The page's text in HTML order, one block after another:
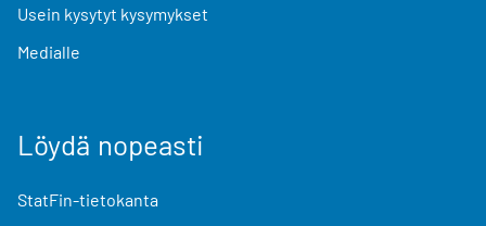
Usein kysytyt kysymykset
Medialle
Löydä nopeasti
StatFin-tietokanta